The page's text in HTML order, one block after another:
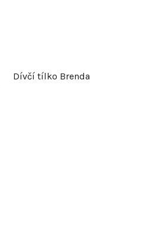
Dívčí tílko Brenda